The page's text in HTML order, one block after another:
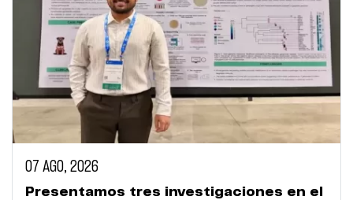
07 AGO, 2026
Presentamos tres investigaciones en el